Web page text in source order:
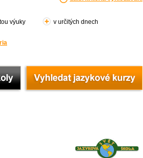
výuky v určitých dnech